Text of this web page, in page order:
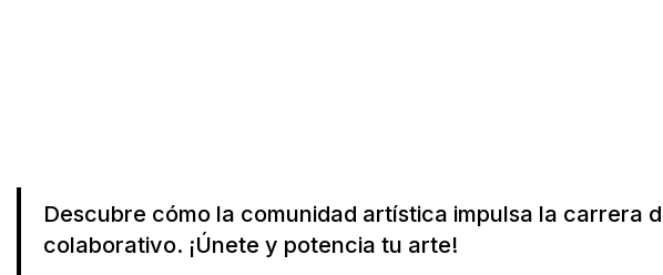
Descubre cómo la comunidad artística impulsa la carrera
colaborativo. ¡Únete y potencia tu arte!